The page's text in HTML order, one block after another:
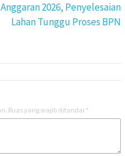
Anggaran 2026, Penyelesaian
Lahan Tunggu Proses BPN
Ruas yang wajib ditandai *